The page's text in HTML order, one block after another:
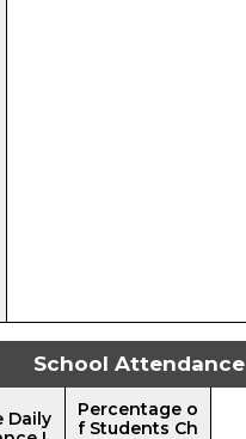
School Attendance
Daily
Percentage o
f Students Ch